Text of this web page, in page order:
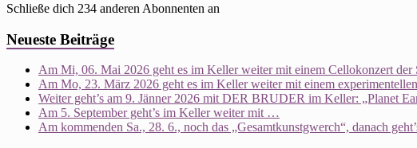
Schließe dich 234 anderen Abonnenten an
Neueste Beiträge
Am Mi, 06. Mai 2026 geht es im Keller weiter mit einem Cellokonzert
Am Mo, 23. März 2026 geht es im Keller weiter mit einem
Weiter geht’s am 9. Jänner 2026 mit DER BRUDER im Keller: „Planet
Am 5. September geht’s im Keller weiter mit …
Am kommenden Sa., 28. 6., noch das „Gesamtkunstgwerch“, danach